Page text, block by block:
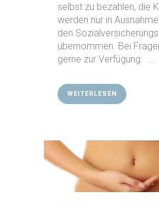
selbst zu bezahlen, die
werden nur in
den
übernommen. Bei
gerne zur Verfügung. ...
WEITERLESEN